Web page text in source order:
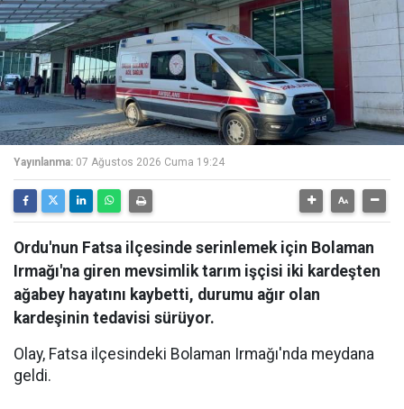
Yayınlanma: 07 Ağustos 2026 Cuma 19:24
Ordu'nun Fatsa ilçesinde serinlemek için Bolaman
Irmağı'na giren mevsimlik tarım işçisi iki kardeşten
ağabey hayatını kaybetti, durumu ağır olan
kardeşinin tedavisi sürüyor.
Olay, Fatsa ilçesindeki Bolaman Irmağı'nda meydana
geldi.